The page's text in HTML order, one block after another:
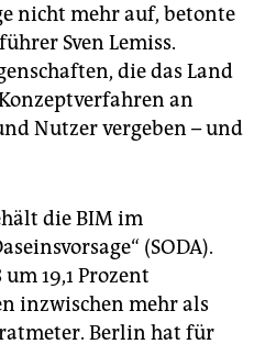
nicht mehr auf, betonte
Sven Lemiss.
die das Land
an
Nutzer vergeben – und
die BIM im
(SODA).
19,1 Prozent
inzwischen mehr als
Berlin hat für